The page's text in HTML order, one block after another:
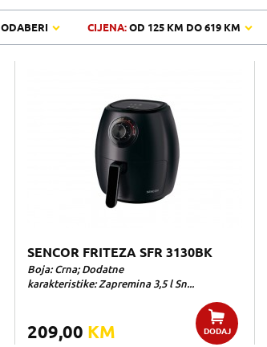
ODABERI CIJENA:OD 125 KM DO619 KM
SENCOR FRITEZA SFR 3130BK
Boja: Crna; Dodatne
karakteristike: Zapremina 3,5 l Sn...
209,00 KM DODAJ